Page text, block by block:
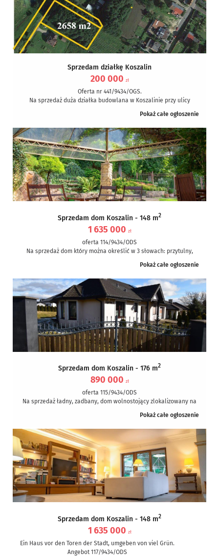
Sprzedam działkę Koszalin
200 000 zł
Oferta nr 441/9434/OGS.
Na sprzedaż duża działka budowlana w Koszalinie przy ulicy
Pokaż całe ogłoszenie
Sprzedam dom Koszalin - 148 m2
1 635 000 zł
oferta 114/9434/ODS
Na sprzedaż dom który można określić w 3 słowach: przytulny,
Pokaż całe ogłoszenie
Sprzedam dom Koszalin - 176 m2
890 000 zł
oferta 115/9434/ODS
Na sprzedaż ładny, zadbany, dom wolnostojący zlokalizowany na
Pokaż całe ogłoszenie
Sprzedam dom Koszalin - 148 m2
1 635 000 zł
Ein Haus vor den Toren der Stadt, umgeben von viel Grün.
Angebot 117/9434/ODS